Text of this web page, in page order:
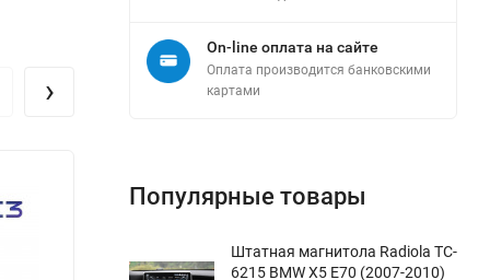
›
On-line оплата на сайте
Оплата производится банковскими
картами
Популярные товары
Штатная магнитола Radiola TC-
6215 BMW X5 E70 (2007-2010)